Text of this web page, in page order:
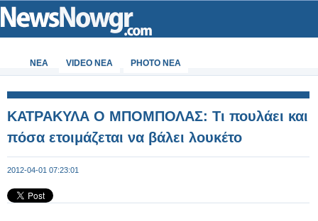
ΝΕΑ VIDEO NEA PHOTO NEA
ΚΑΤΡΑΚΥΛΑ Ο ΜΠΟΜΠΟΛΑΣ: Τι πουλάει και
πόσα ετοιμάζεται να βάλει λουκέτο
2012-04-01 07:23:01